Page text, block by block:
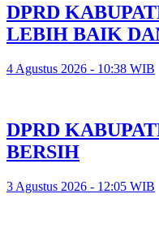
DPRD
LEBIH BAIK
4 Agustus 2026 - 10:38 WIB
DPRD
BERSIH
3 Agustus 2026 - 12:05 WIB